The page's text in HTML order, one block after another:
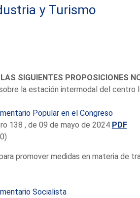
y Turismo
SIGUIENTES PROPOSICIONES
la estación intermodal del centro
Popular en el Congreso
138 , de 09 de mayo de 2024 PDF
promover medidas en materia de
Socialista